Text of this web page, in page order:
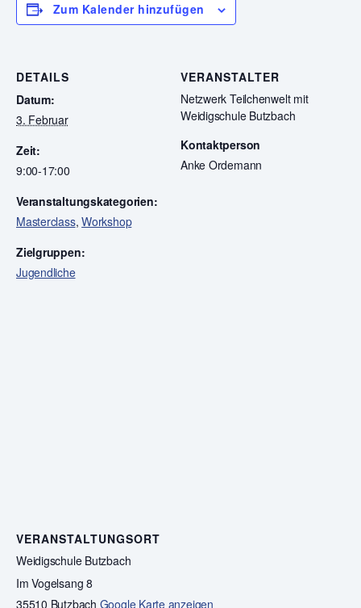
Zum Kalender hinzufügen
DETAILS
Datum:
3. Februar
Zeit:
9:00-17:00
Veranstaltungskategorien:
Masterclass,Workshop
Zielgruppen:
Jugendliche
VERANSTALTER
Netzwerk Teilchenwelt mit
Weidigschule Butzbach
Kontaktperson
Anke Ordemann
VERANSTALTUNGSORT
Weidigschule Butzbach
Im Vogelsang 8
35510 Butzbach Google Karte anzeigen